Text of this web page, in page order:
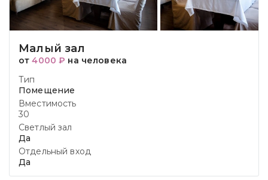
Малый зал
от4000 ₽ на человека
Тип
Помещение
Вместимость
30
Светлый зал
Да
Отдельный вход
Да